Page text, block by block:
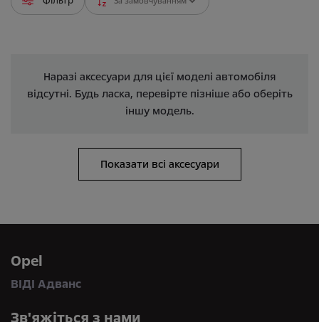
Наразі аксесуари для цієї моделі автомобіля
відсутні. Будь ласка, перевірте пізніше або оберіть
іншу модель.
Показати всі аксесуари
Opel
ВІДІ Адванс
Зв'яжіться з нами